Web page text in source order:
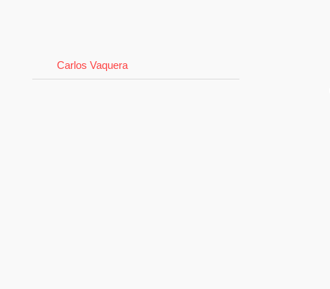
Carlos Vaquera